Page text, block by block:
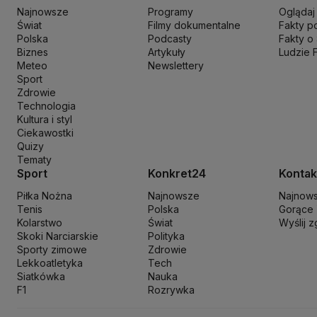
Ministerstwo Aktywów PaństwowychMinisterstwo Edukacji i
Ministerstwo Rozwoju i TechnologiiMinisterstwo Sportu i
Ministerstwo Nauki i Szkolnictwa Wyższego
Ministerstwo
Naczelny Sąd AdministracyjnyNajwyższa Izba Kontroli
Nowa Lewica
PKP CargoPKP Intercity
Prokuratura Krajowa
Rzecznik Praw Dziecka
Sławomir Mentzen
Szymon Hołownia
Tadeusz RydzykTikTok Tobiasz Bocheński
Najnowsze
Świat
Polska
Biznes
Meteo
Sport
Zdrowie
Technologia
Kultura i styl
Ciekawostki
Quizy
Tematy
Programy
Filmy dokumentalne
Podcasty
Artykuły
Newslettery
Fakty
Fakty o
Ludzie
Sport
Piłka Nożna
Tenis
Kolarstwo
Skoki Narciarskie
Sporty zimowe
Lekkoatletyka
Siatkówka
F1
Konkret24
Najnowsze
Polska
Świat
Polityka
Zdrowie
Tech
Nauka
Rozrywka
Gorące
Wyślij